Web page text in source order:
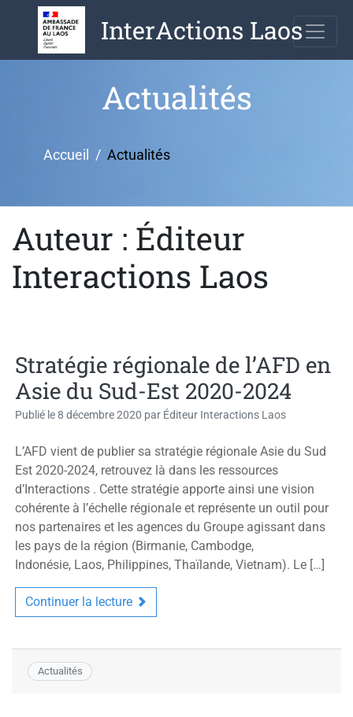
contenu
InterActions Laos
Actualités
Accueil Actualités
Auteur : Éditeur
Interactions Laos
Stratégie régionale de l’AFD en
Asie du Sud-Est 2020-2024
Publié le8 décembre 2020 par Éditeur Interactions Laos
L’AFD vient de publier sa stratégie régionale Asie du Sud
Est 2020-2024, retrouvez là dans les ressources
d’Interactions . Cette stratégie apporte ainsi une vision
cohérente à l’échelle régionale et représente un outil pour
nos partenaires et les agences du Groupe agissant dans
les pays de la région (Birmanie, Cambodge,
Indonésie, Laos, Philippines, Thaïlande, Vietnam). Le […]
Continuer la lecture
Actualités